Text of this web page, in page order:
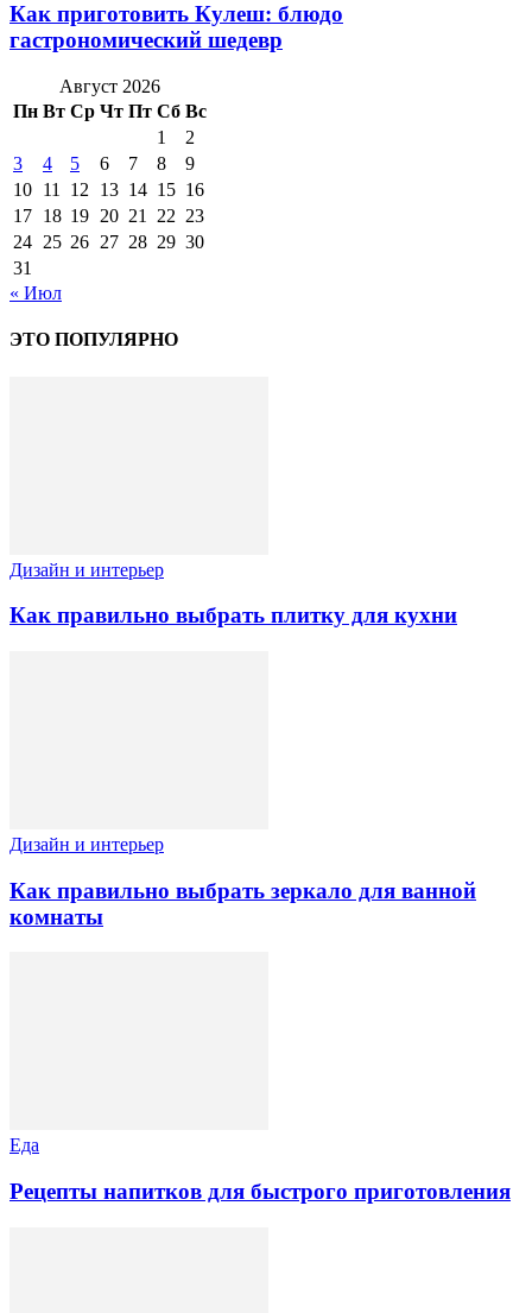
Как приготовить Кулеш: блюдо
гастрономический шедевр
Август 2026
Пн Вт Ср Чт Пт Сб Вс
1
2
3
4 5 6 7 8
9
10 11 12 13 14 15 16
17 18 19 20 21 22 23
24 25 26 27 28 29 30
31
« Июл
ЭТО ПОПУЛЯРНО
Дизайн и интерьер
Как правильно выбрать плитку для кухни
Дизайн и интерьер
Как правильно выбрать зеркало для ванной
комнаты
Еда
Рецепты напитков для быстрого приготовления